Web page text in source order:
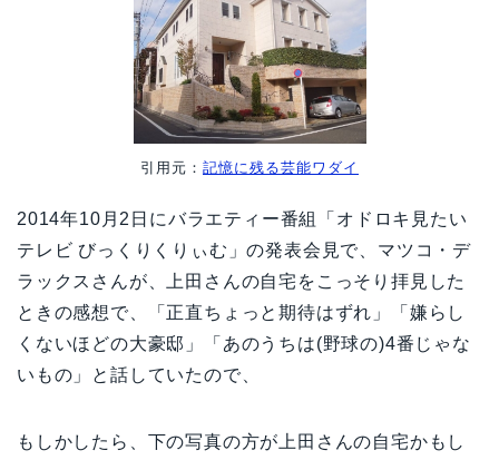
引用元： 記憶に残る芸能ワダイ
2014年10月2日にバラエティー番組「オドロキ見たい
テレビ びっくりくりぃむ」の発表会見で、マツコ・デ
ラックスさんが、上田さんの自宅をこっそり拝見した
ときの感想で、「正直ちょっと期待はずれ」「嫌らし
くないほどの大豪邸」「あのうちは(野球の)4番じゃな
いもの」と話していたので、
もしかしたら、下の写真の方が上田さんの自宅かもし